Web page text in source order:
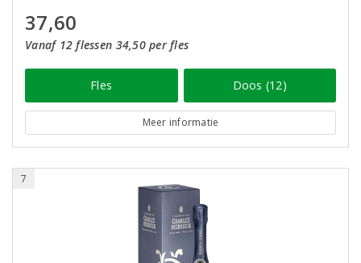
37,60
Vanaf 12 flessen 34,50 per fles
Fles Doos (12)
Meer informatie
7